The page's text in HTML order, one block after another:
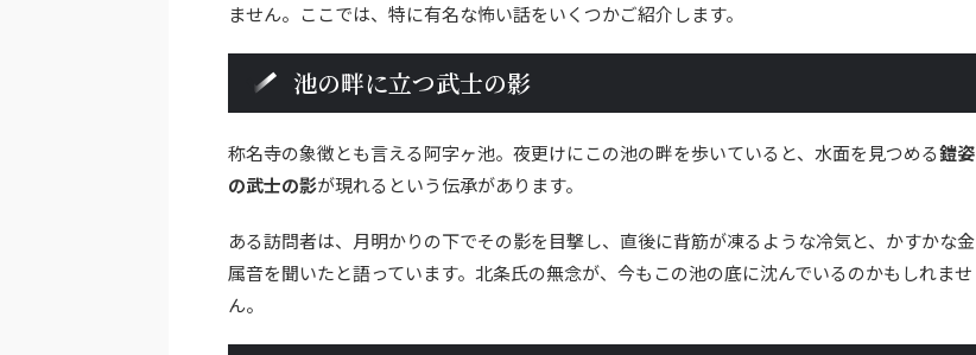
ません。ここでは、特に有名な怖い話をいくつかご紹介します。
池の畔に立つ武士の影
称名寺の象徴とも言える阿字ヶ池。夜更けにこの池の畔を歩いていると、水面を見つめる鎧姿
の武士の影が現れるという伝承があります。
ある訪問者は、月明かりの下でその影を目撃し、直後に背筋が凍るような冷気と、かすかな金
属音を聞いたと語っています。北条氏の無念が、今もこの池の底に沈んでいるのかもしれませ
ん。